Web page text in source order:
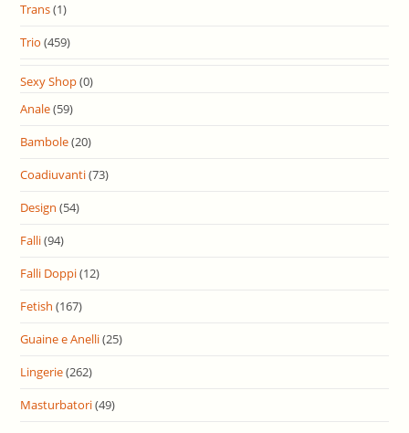
Trans(1)
Trio (459)
Sexy Shop(0)
Anale(59)
Bambole(20)
Coadiuvanti(73)
Design (54)
Falli(94)
Falli Doppi(12)
Fetish (167)
Guaine e Anelli(25)
Lingerie(262)
Masturbatori(49)